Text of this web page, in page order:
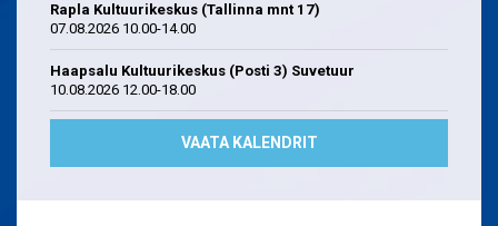
Rapla Kultuurikeskus (Tallinna mnt 17)
07.08.2026 10.00-14.00
Haapsalu Kultuurikeskus (Posti 3) Suvetuur
10.08.2026 12.00-18.00
VAATA KALENDRIT